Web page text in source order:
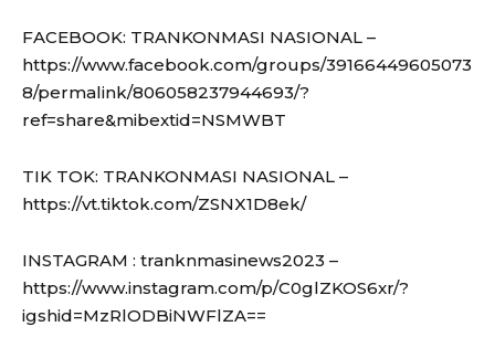
FACEBOOK: TRANKONMASI NASIONAL –
https://www.facebook.com/groups/39166449605073
8/permalink/806058237944693/?
ref=share&mibextid=NSMWBT
TIK TOK: TRANKONMASI NASIONAL –
https://vt.tiktok.com/ZSNX1D8ek/
INSTAGRAM : tranknmasinews2023 –
https://www.instagram.com/p/C0glZKOS6xr/?
igshid=MzRlODBiNWFlZA==